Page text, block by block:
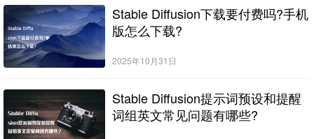
Stable Diffusion下载要付费吗?手机
版怎么下载?
2025年10月31日
Stable Diffusion提示词预设和提醒
词组英文常见问题有哪些?